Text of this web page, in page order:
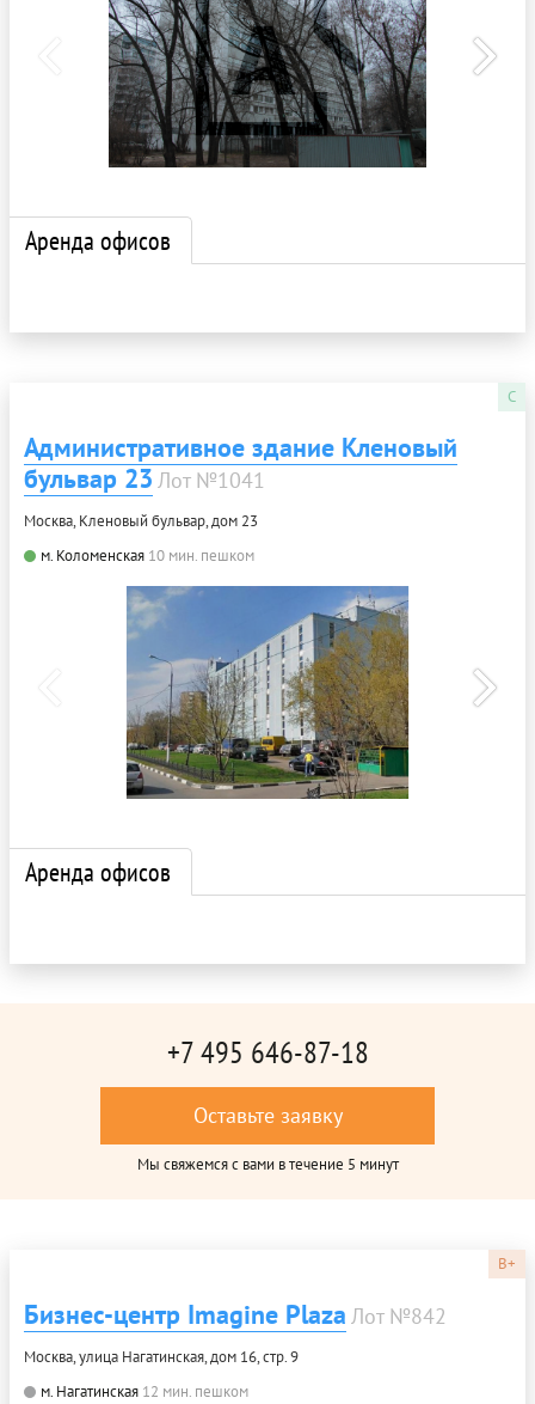
Аренда офисов
C
Административное здание Кленовый
бульвар 23 Лот №1041
Москва, Кленовый бульвар, дом 23
м. Коломенская 10 мин. пешком
Аренда офисов
+7 495 646-87-18
Оставьте заявку
Мы свяжемся с вами в течение 5 минут
B+
Бизнес-центр Imagine Plaza Лот №842
Москва, улица Нагатинская, дом 16, стр. 9
м. Нагатинская 12 мин. пешком